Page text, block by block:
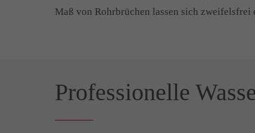
Maß von Rohrbrüchen lassen sich
Professionelle